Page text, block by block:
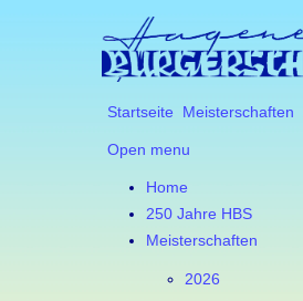
Startseite Meisterschaften
Open menu
Home
250 Jahre HBS
Meisterschaften
2026